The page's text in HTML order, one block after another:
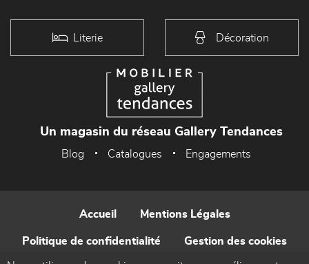
Literie Décoration
Un magasin du réseau Gallery Tendances
Blog Catalogues Engagements
Accueil Mentions Légales
Politique de confidentialité Gestion des cookies